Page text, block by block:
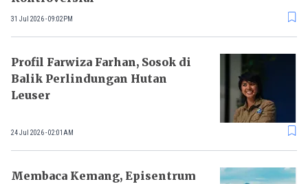
31 Jul 2026 - 09:02PM
Profil Farwiza Farhan, Sosok di
Balik Perlindungan Hutan
Leuser
24 Jul 2026 - 02:01AM
Membaca Kemang, Episentrum